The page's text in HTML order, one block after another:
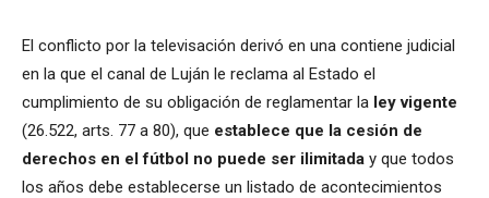
El conflicto por la televisación derivó en una contiene judicial
en la que el canal de Luján le reclama al Estado el
cumplimiento de su obligación de reglamentar la ley vigente
(26.522, arts. 77 a 80), que establece que la cesión de
derechos en el fútbol no puede ser ilimitada y que todos
los años debe establecerse un listado de acontecimientos